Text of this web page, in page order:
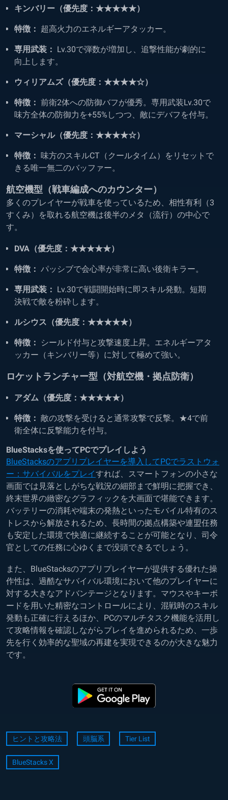
キンバリー（優先度：★★★★★）
特徴： 超高火力のエネルギーアタッカー。
専用武装： Lv.30で弾数が増加し、追撃性能が劇的に
向上します。
ウィリアムズ（優先度：★★★★☆）
特徴： 前衛2体への防御バフが優秀。専用武装Lv.30で
味方全体の防御力を+55%しつつ、敵にデバフを付与。
マーシャル（優先度：★★★★☆）
特徴： 味方のスキルCT（クールタイム）をリセットで
きる唯一無二のバッファー。
航空機型（戦車編成へのカウンター）
多くのプレイヤーが戦車を使っているため、相性有利（3
すくみ）を取れる航空機は後半のメタ（流行）の中心で
す。
DVA（優先度：★★★★★）
特徴： パッシブで会心率が非常に高い後衛キラー。
専用武装： Lv.30で戦闘開始時に即スキル発動。短期
決戦で敵を粉砕します。
ルシウス（優先度：★★★★★）
特徴：
シールド付与と攻撃速度上昇。エネルギーアタ
ッカー（キンバリー等）に対して極めて強い。
ロケットランチャー型（対航空機・拠点防衛）
アダム（優先度：★★★★★）
特徴： 敵の攻撃を受けると通常攻撃で反撃。★4で前
衛全体に反撃能力を付与。
BlueStacksを使ってPCでプレイしよう
BlueStacksのアプリプレイヤーを導入してPCでラストウォ
ー：サバイバルをプレイすれば、スマートフォンの小さな
画面では見落としがちな戦況の細部まで鮮明に把握でき、
終末世界の緻密なグラフィックを大画面で堪能できます。
バッテリーの消耗や端末の発熱といったモバイル特有のス
トレスから解放されるため、長時間の拠点構築や連盟任務
も安定した環境で快適に継続することが可能となり、司令
官としての任務に心ゆくまで没頭できるでしょう。
また、BlueStacksのアプリプレイヤーが提供する優れた操
作性は、過酷なサバイバル環境において他のプレイヤーに
対する大きなアドバンテージとなります。マウスやキーボ
ードを用いた精密なコントロールにより、混戦時のスキル
発動も正確に行えるほか、PCのマルチタスク機能を活用し
て攻略情報を確認しながらプレイを進められるため、一歩
先を行く効率的な聖域の再建を実現できるのが大きな魅力
です。
ヒントと攻略法 頭脳系 Tier List
BlueStacks X